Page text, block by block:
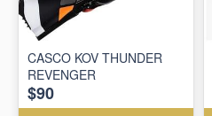
CASCO KOV THUNDER
REVENGER
$90